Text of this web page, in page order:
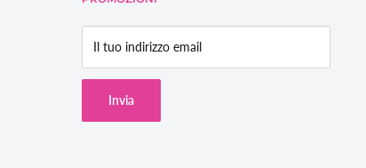
Il tuo indirizzo email
Invia